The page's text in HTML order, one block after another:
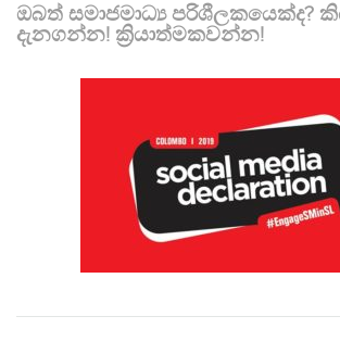
ඔබත් සමාජමාධ්‍ය පරිශීලකයෙක්ද?
දැනගන්න! ක්‍රියාත්මකවන්න!